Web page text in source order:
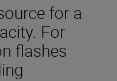
for a
For
flashes